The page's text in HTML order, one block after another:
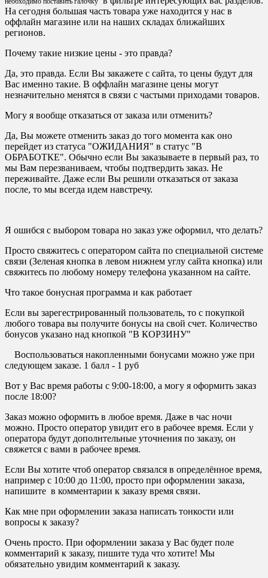
На сегодня большая часть товара уже находится у нас в
оффлайн магазине или на наших складах ближайших
регионов.
Почему такие низкие цены - это правда?
Да, это правда. Если Вы закажете с сайта, то цены будут для
Вас именно такие. В оффлайн магазине цены могут
незначительно менятся в связи с частыми приходами товаров.
Могу я вообще отказаться от заказа или отменить?
Да, Вы можете отменить заказ до того момента как оно
перейдет из статуса "ОЖИДАНИЯ" в статус "В
ОБРАБОТКЕ". Обычно если Вы заказываете в первый раз, то
мы Вам перезваниваем, чтобы подтвердить заказ. Не
переживайте. Даже если Вы решили отказаться от заказа
после, то мы всегда идем навстречу.
Я ошибся с выбором товара но заказ уже оформил, что делать?
Просто свяжитесь с оператором сайта по специальной системе
связи (Зеленая кнопка в левом нижнем углу сайта кнопка) или
свяжитесь по любому номеру телефона указанном на сайте.
Что такое бонусная программа и как работает
Если вы зарегестрированный пользователь, то с покупкой
любого товара вы получите бонусы на свой счет. Количество
бонусов указано над кнопкой "В КОРЗИНУ"
Воспользоваться накопленными бонусами можно уже при
следующем заказе. 1 балл - 1 руб
Вот у Вас время работы с 9:00-18:00, а могу я оформить заказ
после 18:00?
Заказ можно оформить в любое время. Даже в час ночи
можно. Просто оператор увидит его в рабочее время. Если у
оператора будут дополнтельные уточнения по заказу, он
свяжется с вами в рабочее время.
Если Вы хотите чтоб оператор связался в определённое время,
например с 10:00 до 11:00, просто при оформлении заказа,
напишите в комментарии к заказу время связи.
Как мне при оформлении заказа написать тонкости или
вопросы к заказу?
Очень просто. При оформлении заказа у Вас будет поле
комментарий к заказу, пишите туда что хотите! Мы
обязательно увидим комментарий к заказу.